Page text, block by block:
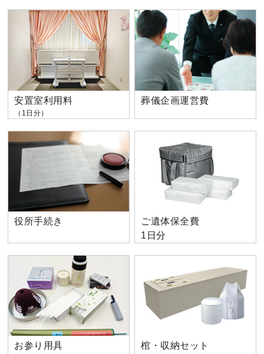
安置室利用料
（1日分）
葬儀企画運営費
役所手続き
ご遺体保全費
1日分
お参り用具
棺・収納セット